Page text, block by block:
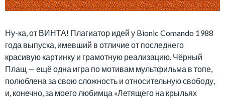
Ну-ка, от ВИНТА! Плагиатор идей у Bionic Comando 1988
года выпуска, имевший в отличие от последнего
красивую картинку и грамотную реализацию. Чёрный
Плащ — ещё одна игра по мотивам мультфильма в топе,
полюблена за свою сложность и относительную свободу,
и, конечно, за моего любимца «Летящего на крыльях